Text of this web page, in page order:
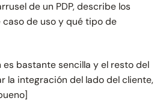
de un PDP, describe los
de uso y qué tipo de
es bastante sencilla y el resto del
la integración del lado del cliente,